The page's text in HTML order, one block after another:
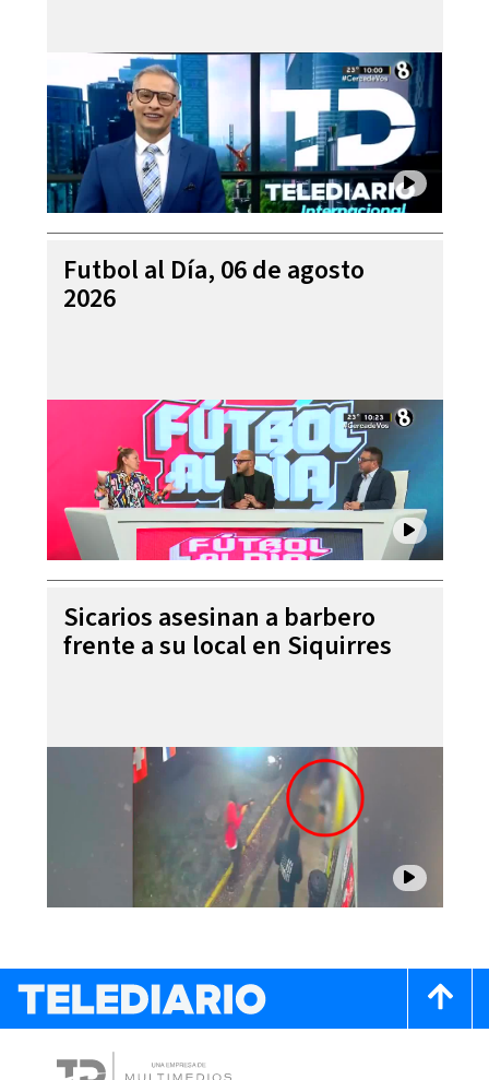
Futbol al Día, 06 de agosto
2026
Sicarios asesinan a barbero
frente a su local en Siquirres